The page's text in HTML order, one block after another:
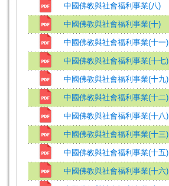
中國佛教與社會福利事業(八)
中國佛教與社會福利事業(十)
中國佛教與社會福利事業(十一)
中國佛教與社會福利事業(十七)
中國佛教與社會福利事業(十九)
中國佛教與社會福利事業(十二)
中國佛教與社會福利事業(十八)
中國佛教與社會福利事業(十三)
中國佛教與社會福利事業(十五)
中國佛教與社會福利事業(十六)